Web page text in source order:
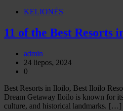
KELIONĖS
11 of the Best Resorts
admin
24 liepos, 2024
0
Best Resorts in Iloilo, Best Iloilo
Dream Getaway Iloilo is known for
culture, and historical landmarks. […]